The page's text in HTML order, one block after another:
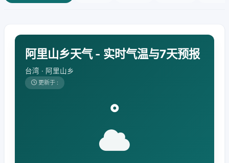
阿里山乡天气 - 实时气温与7天预报
台湾 · 阿里山乡
更新于 :
°